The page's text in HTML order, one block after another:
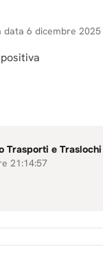
data 6 dicembre 2025
Trasporti e Traslochi
21:14:57